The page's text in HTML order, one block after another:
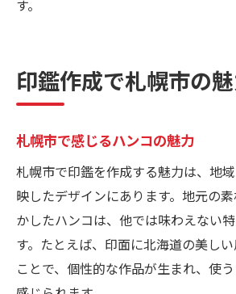
す。
印鑑作成で札幌市の
札幌市で感じるハンコの魅力
札幌市で印鑑を作成する魅力は、地
映したデザインにあります。地元の
かしたハンコは、他では味わえない
す。たとえば、印面に北海道の美し
ことで、個性的な作品が生まれ、使